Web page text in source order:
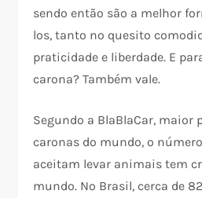
sendo então são a melhor
los, tanto no quesito
praticidade e liberdade. E
carona? Também vale.
Segundo a BlaBlaCar, maior
caronas do mundo, o
aceitam levar animais tem
mundo. No Brasil, cerca de